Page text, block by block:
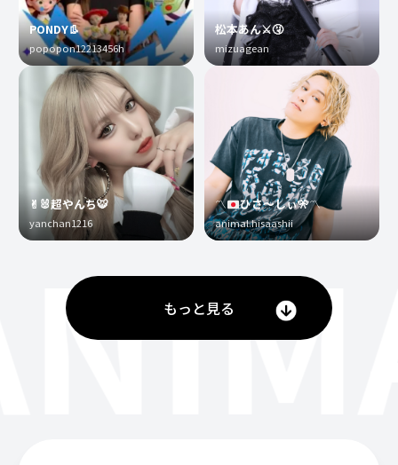
PONDY👢
popopon12213456h
✌︎🐰超やんち🐯
yanchan1216
松本あん⚔️🤧
mizuagean
〽️ ひさ〜しぃ🎌〽️
animal.hisaashii
もっと見る